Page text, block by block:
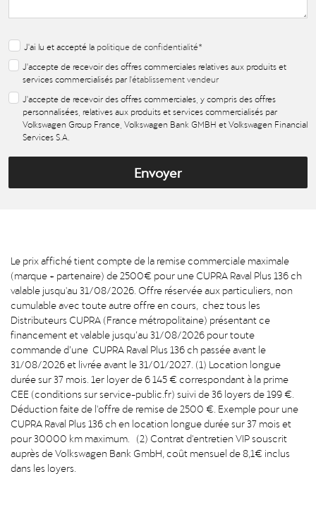
J'ai lu et accepté la politique de confidentialité*
J'accepte de recevoir des offres commerciales relatives aux produits et
services commercialisés par l'établissement vendeur
J'accepte de recevoir des offres commerciales, y compris des offres
personnalisées, relatives aux produits et services commercialisés par
Volkswagen Group France, Volkswagen Bank GMBH et Volkswagen Financial
Services S.A.
Envoyer
Le prix affiché tient compte de la remise commerciale maximale
(marque + partenaire) de 2500€ pour une CUPRA Raval Plus 136 ch
valable jusqu'au 31/08/2026. Offre réservée aux particuliers, non
cumulable avec toute autre offre en cours, chez tous les
Distributeurs CUPRA (France métropolitaine) présentant ce
financement et valable jusqu’au 31/08/2026 pour toute
commande d’une CUPRA Raval Plus 136 ch passée avant le
31/08/2026 et livrée avant le 31/01/2027. (1) Location longue
durée sur 37 mois. 1er loyer de 6 145 € correspondant à la prime
CEE (conditions sur service-public.fr) suivi de 36 loyers de 199 €.
Déduction faite de l'offre de remise de 2500 €. Exemple pour une
CUPRA Raval Plus 136 ch en location longue durée sur 37 mois et
pour 30000 km maximum. (2) Contrat d'entretien VIP souscrit
auprès de Volkswagen Bank GmbH, coût mensuel de 8,1€ inclus
dans les loyers.